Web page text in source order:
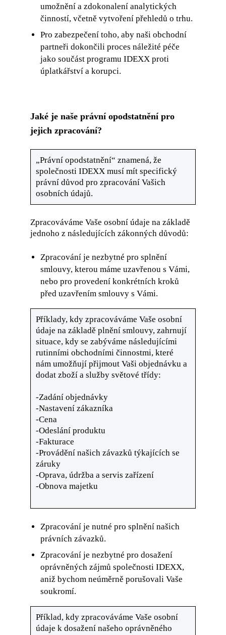
umožnění a zdokonalení analytických
činností, včetně vytvoření přehledů o trhu.
Pro zabezpečení toho, aby naši obchodní
partneři dokončili proces náležité péče
jako součást programu IDEXX proti
úplatkářství a korupci.
Jaké je naše právní opodstatnění pro
jejich zpracování?
„Právní opodstatnění“ znamená, že
společnosti IDEXX musí mít specifický
právní důvod pro zpracování Vašich
osobních údajů.
Zpracováváme Vaše osobní údaje na základě
jednoho z následujících zákonných důvodů:
Zpracování je nezbytné pro splnění
smlouvy, kterou máme uzavřenou s Vámi,
nebo pro provedení konkrétních kroků
před uzavřením smlouvy s Vámi.
Příklady, kdy zpracováváme Vaše osobní
údaje na základě plnění smlouvy, zahrnují
situace, kdy se zabýváme následujícími
rutinními obchodními činnostmi, které
nám umožňují přijmout Vaši objednávku a
dodat zboží a služby světové třídy:
-Zadání objednávky
-Nastavení zákazníka
-Cena
-Odeslání produktu
-Fakturace
-Provádění našich závazků týkajících se
záruky
-Oprava, údržba a servis zařízení
-Obnova majetku
Zpracování je nutné pro splnění našich
právních závazků.
Zpracování je nezbytné pro dosažení
oprávněných zájmů společnosti IDEXX,
aniž bychom neúměrně porušovali Vaše
soukromí.
Příklad, kdy zpracováváme Vaše osobní
údaje k dosažení našeho oprávněného